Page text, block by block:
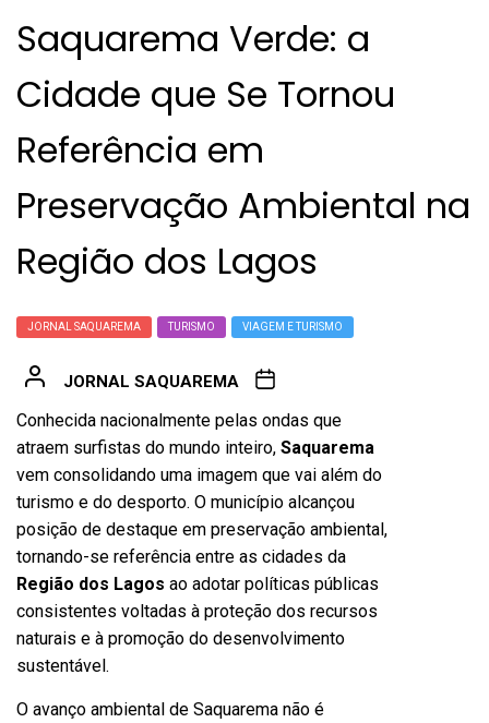
Saquarema Verde: a
Cidade que Se Tornou
Referência em
Preservação Ambiental na
Região dos Lagos
JORNAL SAQUAREMA TURISMO VIAGEM E TURISMO
JORNAL SAQUAREMA
Conhecida nacionalmente pelas ondas que
atraem surfistas do mundo inteiro, Saquarema
vem consolidando uma imagem que vai além do
turismo e do desporto. O município alcançou
posição de destaque em preservação ambiental,
tornando-se referência entre as cidades da
Região dos Lagos ao adotar políticas públicas
consistentes voltadas à proteção dos recursos
naturais e à promoção do desenvolvimento
sustentável.
O avanço ambiental de Saquarema não é